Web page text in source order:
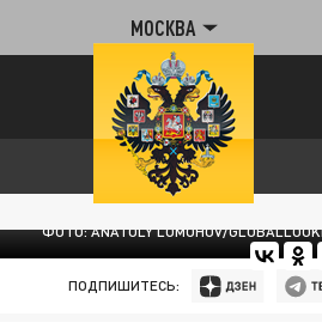
МОСКВА
ФОТО: ANATOLY LOMOHOV/
ПОДПИШИТЕСЬ: